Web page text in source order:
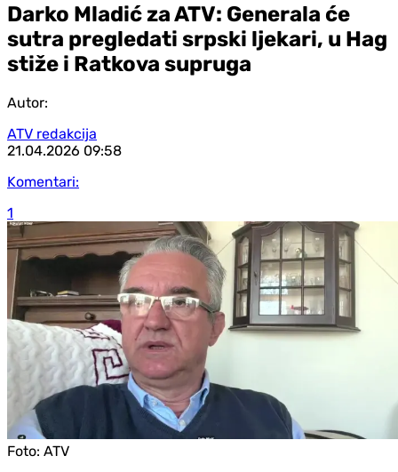
Darko Mladić za ATV: Generala će
sutra pregledati srpski ljekari, u Hag
stiže i Ratkova supruga
Autor:
ATV redakcija
21.04.2026 09:58
Komentari:
1
Foto: ATV